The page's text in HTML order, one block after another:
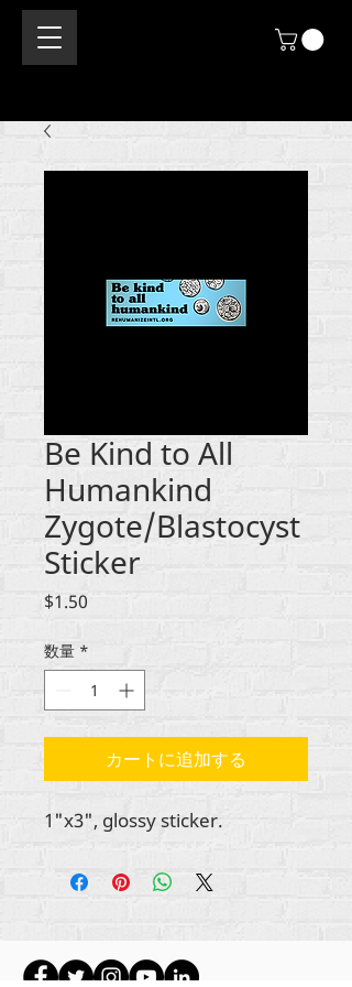
Be Kind to All
Humankind
Zygote/Blastocyst
Sticker
$1.50
数量 *
カートに追加する
1"x3", glossy sticker.